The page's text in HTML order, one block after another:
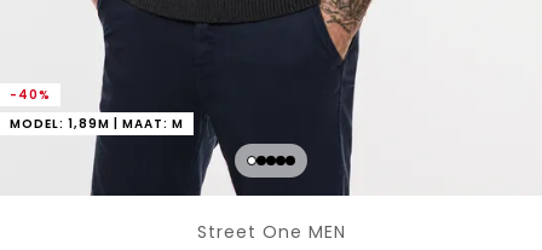
-40%
MODEL: 1,89M | MAAT: M
Street One MEN